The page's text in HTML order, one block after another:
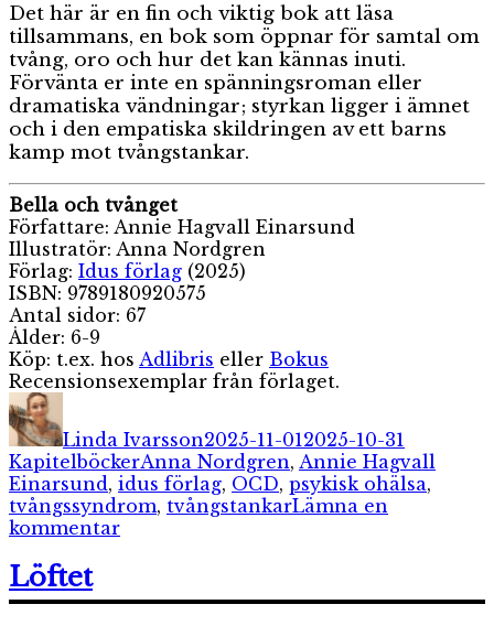
Det här är en fin och viktig bok att läsa
tillsammans, en bok som öppnar för samtal om
tvång, oro och hur det kan kännas inuti.
Förvänta er inte en spänningsroman eller
dramatiska vändningar; styrkan ligger i ämnet
och i den empatiska skildringen av ett barns
kamp mot tvångstankar.
Bella och tvånget
Författare: Annie Hagvall Einarsund
Illustratör: Anna Nordgren
Förlag: Idus förlag (2025)
ISBN: 9789180920575
Antal sidor: 67
Ålder: 6-9
Köp: t.ex. hos Adlibris eller Bokus
Recensionsexemplar från förlaget.
Linda Ivarsson2025-11-01 2025-10-31
KapitelböckerEtiketter
Anna Nordgren, Annie Hagvall
Einarsund, idus förlag, OCD, psykisk ohälsa,
tvångssyndrom, tvångstankarLämna en
kommentartill
Löftet